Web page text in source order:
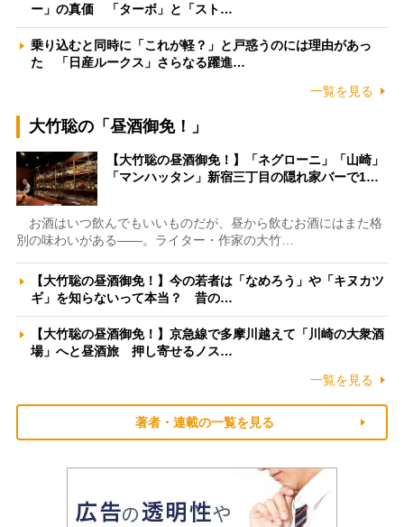
ー」の真価 「ターボ」と「スト…
乗り込むと同時に「これが軽？」と戸惑うのには理由があっ
た 「日産ルークス」さらなる躍進…
一覧を見る
大竹聡の「昼酒御免！」
【大竹聡の昼酒御免！】「ネグローニ」「山崎」
「マンハッタン」新宿三丁目の隠れ家バーで1…
お酒はいつ飲んでもいいものだが、昼から飲むお酒にはまた格
別の味わいがある――。ライター・作家の大竹…
【大竹聡の昼酒御免！】今の若者は「なめろう」や「キヌカツ
ギ」を知らないって本当？ 昔の…
【大竹聡の昼酒御免！】京急線で多摩川越えて「川崎の大衆酒
場」へと昼酒旅 押し寄せるノス…
一覧を見る
著者・連載の一覧を見る